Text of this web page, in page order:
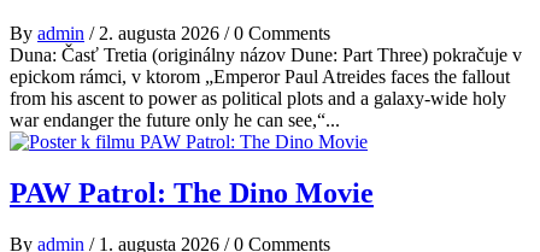
By admin / 2. augusta 2026 /0 Comments
Duna: Časť Tretia (originálny názov Dune: Part Three) pokračuje v
epickom rámci, v ktorom „Emperor Paul Atreides faces the fallout
from his ascent to power as political plots and a galaxy-wide holy
war endanger the future only he can see,“...
PAW Patrol: The Dino Movie
By admin / 1. augusta 2026 /0 Comments